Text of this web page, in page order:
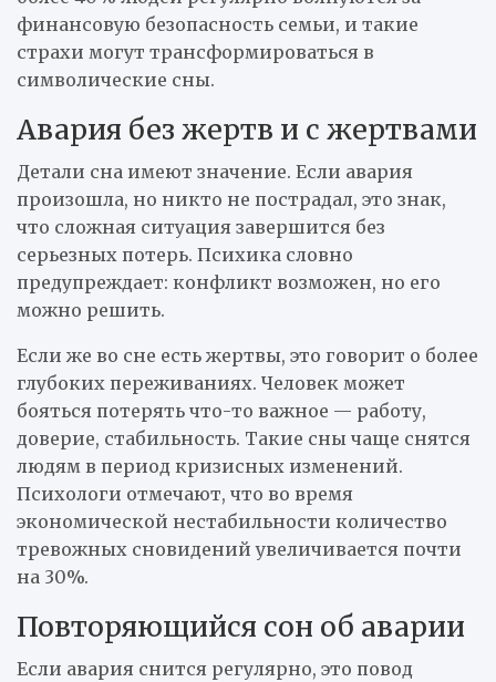
финансовую безопасность семьи, и такие
страхи могут трансформироваться в
символические сны.
Авария без жертв и с жертвами
Детали сна имеют значение. Если авария
произошла, но никто не пострадал, это знак,
что сложная ситуация завершится без
серьезных потерь. Психика словно
предупреждает: конфликт возможен, но его
можно решить.
Если же во сне есть жертвы, это говорит о более
глубоких переживаниях. Человек может
бояться потерять что-то важное — работу,
доверие, стабильность. Такие сны чаще снятся
людям в период кризисных изменений.
Психологи отмечают, что во время
экономической нестабильности количество
тревожных сновидений увеличивается почти
на 30%.
Повторяющийся сон об аварии
Если авария снится регулярно, это повод